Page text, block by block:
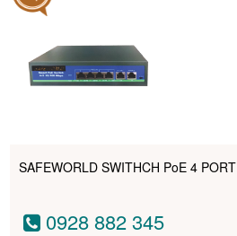
SAFEWORLD SWITHCH PoE 4 PORT
0928 882 345